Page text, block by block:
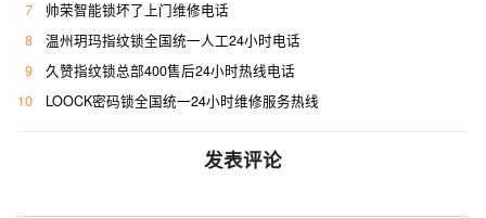
7
帅荣智能锁坏了上门维修电话
8
温州玥玛指纹锁全国统一人工24小时电话
9
久赞指纹锁总部400售后24小时热线电话
10
LOOCK密码锁全国统一24小时维修服务热线
发表评论